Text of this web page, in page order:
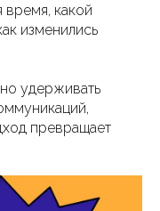
время, какой
изменились
удерживать
превращает